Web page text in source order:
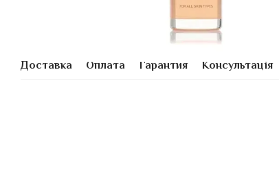
Доставка Оплата Гарантия Консультація